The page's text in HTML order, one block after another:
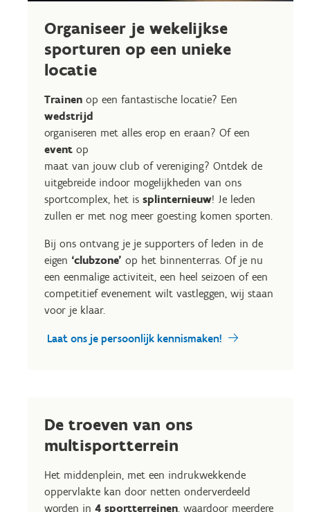
Organiseer je wekelijkse
sporturen op een unieke
locatie
Trainen op een fantastische locatie? Een
wedstrijd
organiseren met alles erop en eraan? Of een
event op
maat van jouw club of vereniging? Ontdek de
uitgebreide indoor mogelijkheden van ons
sportcomplex, het is splinternieuw! Je leden
zullen er met nog meer goesting komen sporten.
Bij ons ontvang je je supporters of leden in de
eigen ‘clubzone’ op het binnenterras. Of je nu
een eenmalige activiteit, een heel seizoen of een
competitief evenement wilt vastleggen, wij staan
voor je klaar.
Laat ons je persoonlijk kennismaken!
De troeven van ons
multisportterrein
Het middenplein, met een indrukwekkende
oppervlakte kan door netten onderverdeeld
worden in 4 sportterreinen, waardoor meerdere